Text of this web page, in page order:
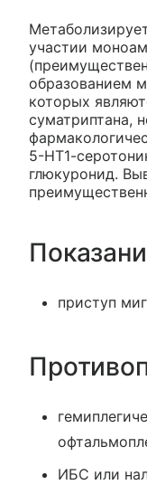
участии
образованием
которых
суматриптана,
5-НТ1-
глюкуронид.
приступ
ИБС или